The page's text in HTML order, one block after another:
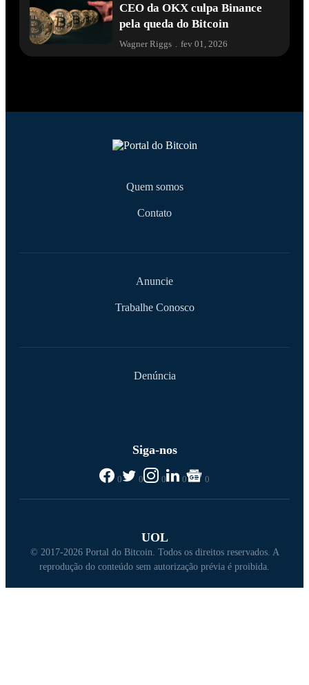
CEO da OKX culpa Binance
pela queda do Bitcoin
Wagner Riggs fev 01, 2026
Quem somos
Contato
Anuncie
Trabalhe Conosco
Denúncia
Siga-nos
0 0 0 0 0
UOL
© 2017-2026 Portal do Bitcoin. Todos os direitos reservados. A
reprodução do conteúdo sem autorização prévia é proibida.